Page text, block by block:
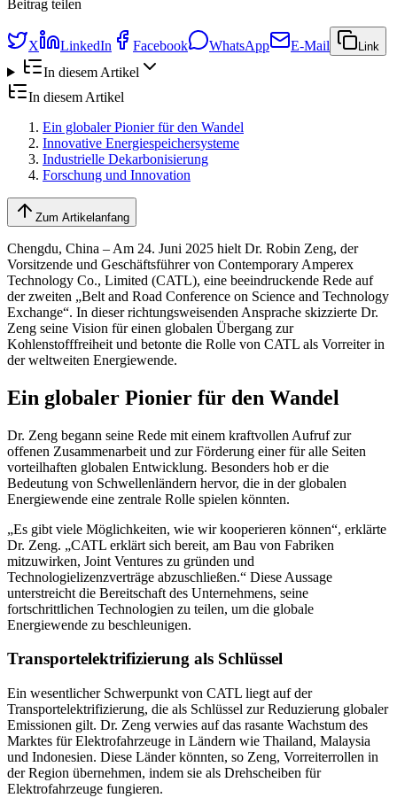
Beitrag teilen
X LinkedIn Facebook WhatsApp E-Mail Link
In diesem Artikel
In diesem Artikel
Ein globaler Pionier für den Wandel
Innovative Energiespeichersysteme
Industrielle Dekarbonisierung
Forschung und Innovation
Zum Artikelanfang
Chengdu, China – Am 24. Juni 2025 hielt Dr. Robin Zeng, der
Vorsitzende und Geschäftsführer von Contemporary Amperex
Technology Co., Limited (CATL), eine beeindruckende Rede auf
der zweiten „Belt and Road Conference on Science and Technology
Exchange“. In dieser richtungsweisenden Ansprache skizzierte Dr.
Zeng seine Vision für einen globalen Übergang zur
Kohlenstofffreiheit und betonte die Rolle von CATL als Vorreiter in
der weltweiten Energiewende.
Ein globaler Pionier für den Wandel
Dr. Zeng begann seine Rede mit einem kraftvollen Aufruf zur
offenen Zusammenarbeit und zur Förderung einer für alle Seiten
vorteilhaften globalen Entwicklung. Besonders hob er die
Bedeutung von Schwellenländern hervor, die in der globalen
Energiewende eine zentrale Rolle spielen könnten.
„Es gibt viele Möglichkeiten, wie wir kooperieren können“, erklärte
Dr. Zeng. „CATL erklärt sich bereit, am Bau von Fabriken
mitzuwirken, Joint Ventures zu gründen und
Technologielizenzverträge abzuschließen.“ Diese Aussage
unterstreicht die Bereitschaft des Unternehmens, seine
fortschrittlichen Technologien zu teilen, um die globale
Energiewende zu beschleunigen.
Transportelektrifizierung als Schlüssel
Ein wesentlicher Schwerpunkt von CATL liegt auf der
Transportelektrifizierung, die als Schlüssel zur Reduzierung globaler
Emissionen gilt. Dr. Zeng verwies auf das rasante Wachstum des
Marktes für Elektrofahrzeuge in Ländern wie Thailand, Malaysia
und Indonesien. Diese Länder könnten, so Zeng, Vorreiterrollen in
der Region übernehmen, indem sie als Drehscheiben für
Elektrofahrzeuge fungieren.